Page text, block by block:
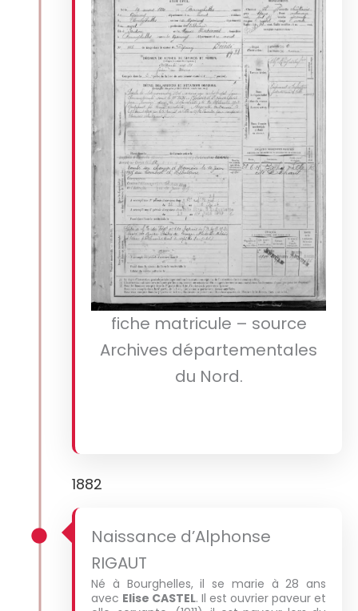
fiche matricule – source
Archives départementales
du Nord.
1882
Naissance d’Alphonse
RIGAUT
Né à Bourghelles, il se marie à 28 ans
avec Elise CASTEL. Il est ouvrier paveur et